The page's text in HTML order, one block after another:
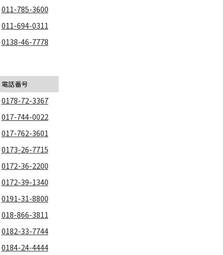
011-785-3600
011-694-0311
0138-46-7778
電話番号
0178-72-3367
017-744-0022
017-762-3601
0173-26-7715
0172-36-2200
0172-39-1340
0191-31-8800
018-866-3811
0182-33-7744
0184-24-4444